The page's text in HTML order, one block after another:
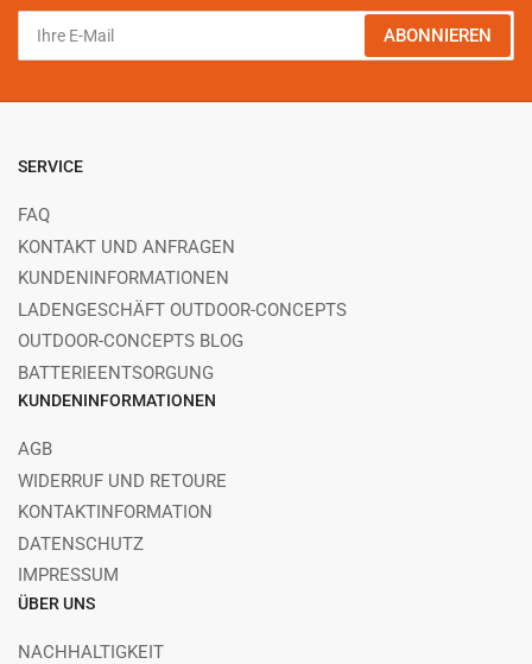
Mail
ABONNIEREN
SERVICE
FAQ
KONTAKT UND ANFRAGEN
KUNDENINFORMATIONEN
LADENGESCHÄFT OUTDOOR-CONCEPTS
OUTDOOR-CONCEPTS BLOG
BATTERIEENTSORGUNG
KUNDENINFORMATIONEN
AGB
WIDERRUF UND RETOURE
KONTAKTINFORMATION
DATENSCHUTZ
IMPRESSUM
ÜBER UNS
NACHHALTIGKEIT